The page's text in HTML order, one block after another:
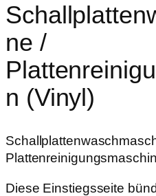
ne /
n (Vinyl)
Diese Einstiegsseite